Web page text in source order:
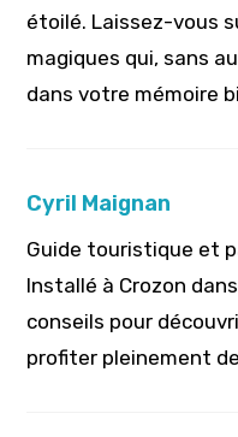
étoilé. Laissez-vous
magiques qui, sans
dans votre mémoire
Cyril Maignan
Guide touristique et
Installé à Crozon
conseils pour
profiter pleinement